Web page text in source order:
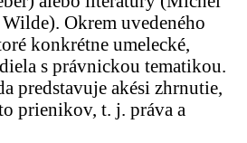
Okrem uvedeného
konkrétne umelecké,
s právnickou tematikou.
predstavuje akési zhrnutie,
prienikov, t. j. práva a